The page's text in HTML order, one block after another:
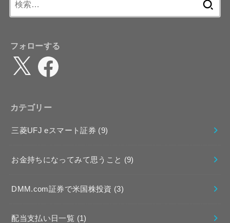
フォローする
X Facebook
カテゴリー
三菱UFJ eスマート証券 (9)
お金持ちになってみて思うこと (9)
DMM.com証券で米国株投資 (3)
配当支払い日一覧 (1)